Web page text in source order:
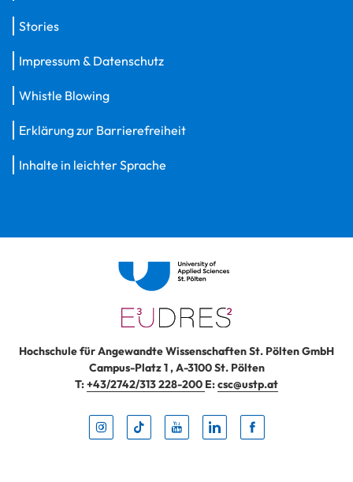
Stories
Impressum & Datenschutz
Whistle Blowing
Erklärung zur Barrierefreiheit
Inhalte in leichter Sprache
Hochschule für Angewandte Wissenschaften St. Pölten GmbH
Campus-Platz 1,A-3100St. Pölten
T:+43/2742/313 228-200 E:csc@ustp.at